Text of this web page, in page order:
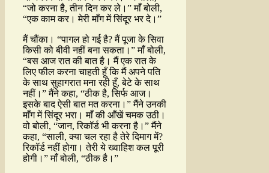
“जो करना है, तीन दिन कर ले।” माँ बोली,
“एक काम कर। मेरी माँग में सिंदूर भर दे।”
मैं चौंका। “पागल हो गई है? मैं पूजा के सिवा
किसी को बीवी नहीं बना सकता।” माँ बोली,
“बस आज रात की बात है। मैं एक रात के
लिए फील करना चाहती हूँ कि मैं अपने पति
के साथ सुहागरात मना रही हूँ, बेटे के साथ
नहीं।” मैंने कहा, “ठीक है, सिर्फ आज।
इसके बाद ऐसी बात मत करना।” मैंने उनकी
माँग में सिंदूर भरा। माँ की आँखें चमक उठी।
वो बोली, “जान, रिकॉर्ड भी करना है।” मैंने
कहा, “साली, क्या चल रहा है तेरे दिमाग में?
रिकॉर्ड नहीं होगा। तेरी ये ख्वाहिश कल पूरी
होगी।” माँ बोली, “ठीक है।”